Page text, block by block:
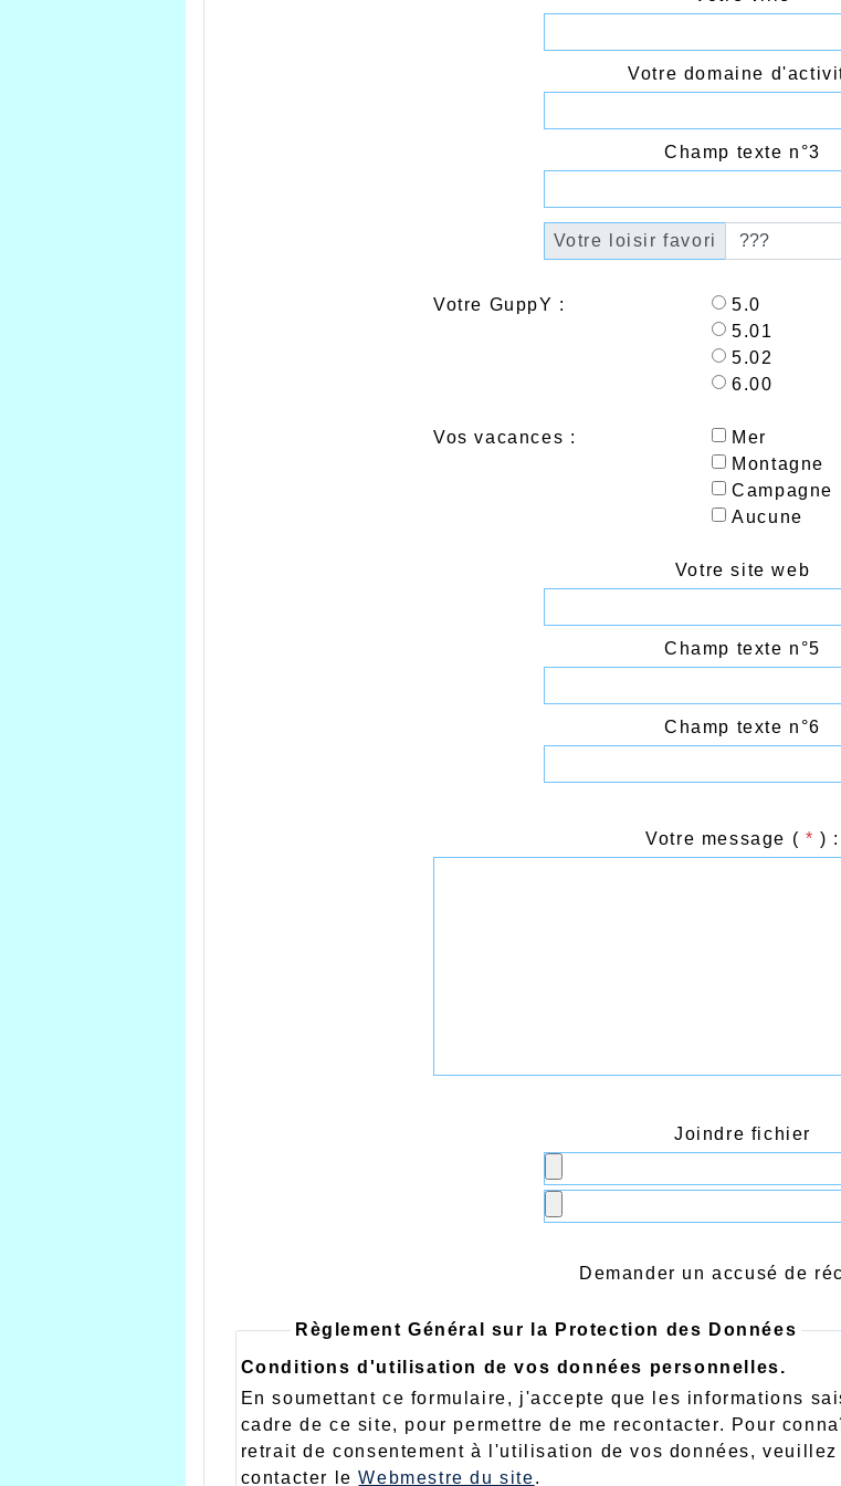
Votre domaine
Champ texte n°3
Votre loisir favori
Votre GuppY :
5.0
5.01
5.02
6.00
Vos vacances :
Mer
Montagne
Campagne
Aucune
Votre site web
Champ texte n°5
Champ texte n°6
Votre message ( * ) :
Joindre fichier
Demander un accusé de
Règlement Général sur la Protection des Données
Conditions d'utilisation de vos données personnelles.
En soumettant ce formulaire, j'accepte que les informations
cadre de ce site, pour permettre de me recontacter. Pour
retrait de consentement à l'utilisation de vos données,
contacter leWebmestre du site.